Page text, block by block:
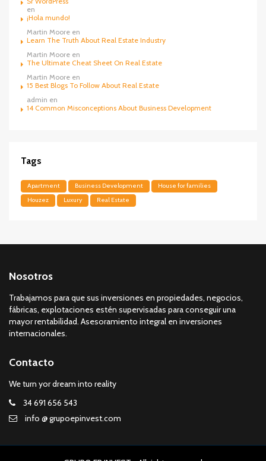
en
¡Hola mundo!
Martin Moore en
Learn The Truth About Real Estate Industry
Martin Moore en
The Ultimate Cheat Sheet On Real Estate
Martin Moore en
15 Best Blogs To Follow About Real Estate
admin en
14 Common Misconceptions About Business Development
Tags
Apartment Business Development
House for families
Houzez
Luxury Real Estate
Nosotros
Trabajamos para que sus inversiones en propiedades, negocios,
fábricas, explotaciones estén supervisadas para conseguir una
mayor rentabilidad. Asesoramiento integral en inversiones
internacionales.
Contacto
We turn yor dream into reality
34 691 656 543
info @ grupoepinvest.com